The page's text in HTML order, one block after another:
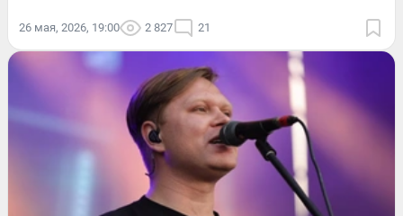
26 мая, 2026, 19:00 2 827 21